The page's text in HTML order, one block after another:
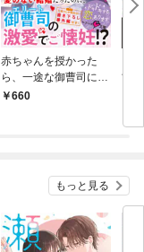
赤ちゃんを授かった
ら、一途な御曹司に執
着溺愛されました
660
甘
もっと見る